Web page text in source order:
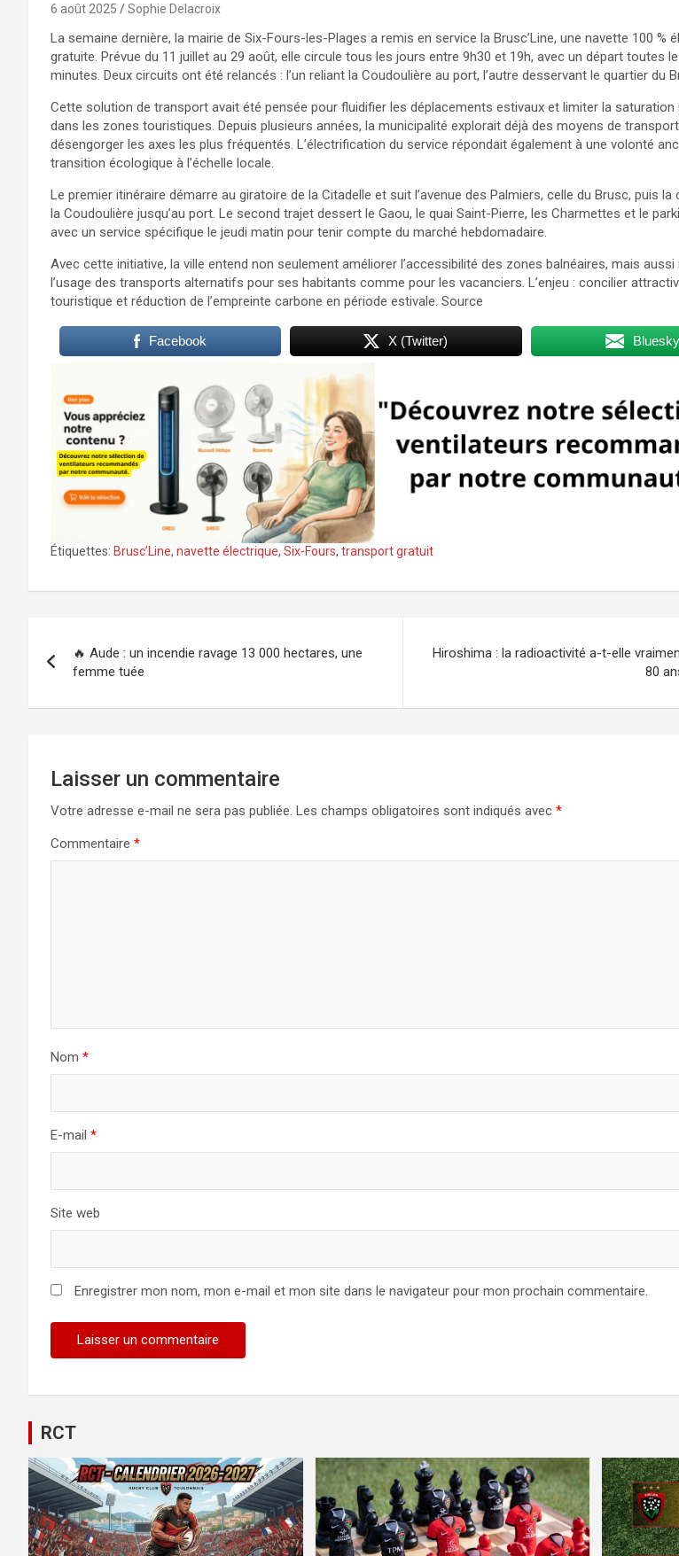
6 août 2025 Sophie Delacroix
La semaine dernière, la mairie de Six-Fours-les-Plages a remis en service la Brusc’Line, une navette 100 %
gratuite. Prévue du 11 juillet au 29 août, elle circule tous les jours entre 9h30 et 19h, avec un départ toutes
minutes. Deux circuits ont été relancés : l’un reliant la Coudoulière au port, l’autre desservant le quartier du
Cette solution de transport avait été pensée pour fluidifier les déplacements estivaux et limiter la saturation
dans les zones touristiques. Depuis plusieurs années, la municipalité explorait déjà des moyens de
désengorger les axes les plus fréquentés. L’électrification du service répondait également à une volonté
transition écologique à l’échelle locale.
Le premier itinéraire démarre au giratoire de la Citadelle et suit l’avenue des Palmiers, celle du Brusc, puis la
la Coudoulière jusqu’au port. Le second trajet dessert le Gaou, le quai Saint-Pierre, les Charmettes et le
avec un service spécifique le jeudi matin pour tenir compte du marché hebdomadaire.
Avec cette initiative, la ville entend non seulement améliorer l’accessibilité des zones balnéaires, mais
l’usage des transports alternatifs pour ses habitants comme pour les vacanciers. L’enjeu : concilier
touristique et réduction de l’empreinte carbone en période estivale. Source
Facebook X (Twitter) Bluesky
Étiquettes: Brusc’Line, navette électrique, Six-Fours, transport gratuit
de
l’article
🔥 Aude : un incendie ravage 13 000 hectares, une
femme tuée
Hiroshima : la radioactivité a-t-elle
80
Laisser un commentaire
Votre adresse e-mail ne sera pas publiée. Les champs obligatoires sont indiqués avec *
Commentaire *
Nom *
E-mail *
Site web
Enregistrer mon nom, mon e-mail et mon site dans le navigateur pour mon prochain commentaire.
RCT